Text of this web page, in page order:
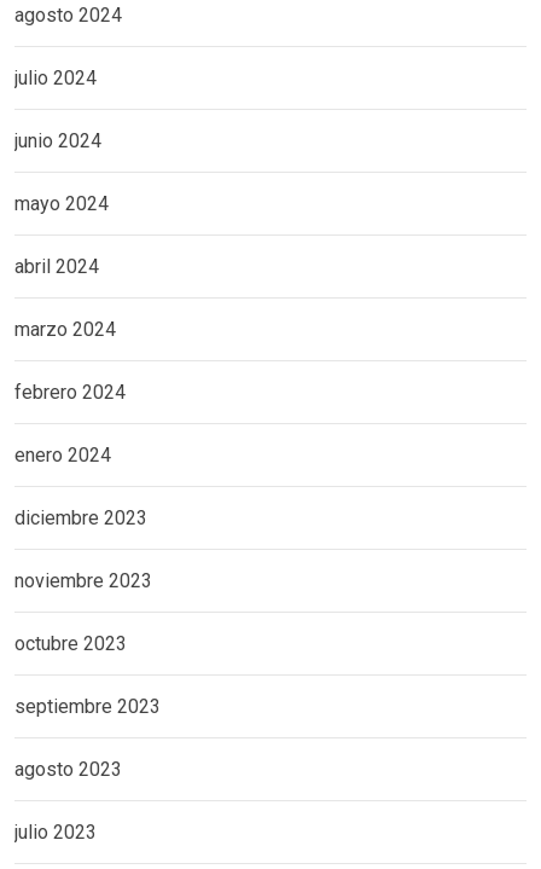
agosto 2024
julio 2024
junio 2024
mayo 2024
abril 2024
marzo 2024
febrero 2024
enero 2024
diciembre 2023
noviembre 2023
octubre 2023
septiembre 2023
agosto 2023
julio 2023